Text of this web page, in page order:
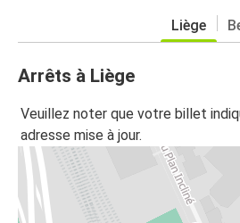
Liège
Arrêts à Liège
Veuillez noter que votre billet
adresse mise à jour.